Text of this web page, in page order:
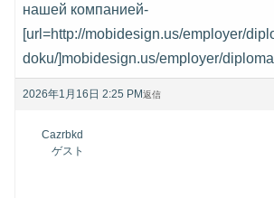
нашей компанией-
[url=http://mobidesign.us/employer/
doku/]mobidesign.us/employer/
2026年1月16日 2:25 PM返信
Cazrbkd
ゲスト